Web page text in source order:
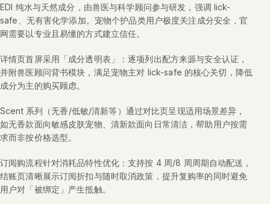
EDI 纯水与天然成分，由兽医与科学顾问参与研发，强调 lick-
safe、无有害化学添加。宠物个护品类用户极度关注成分安全，官
网需要以专业且易懂的方式建立信任。
详情页首屏采用「成分透明表」：逐项列出配方来源与安全认证，
并附兽医顾问背书模块，满足宠物主对 lick-safe 的核心关切，降低
成分为主的购买顾虑。
Scent 系列（无香/低敏/清新等）通过对比页呈现适用场景差异，
如无香款面向敏感皮肤宠物、清新款面向日常清洁，帮助用户按需
求而非按价格选型。
订阅购流程针对消耗品特性优化：支持按 4 周/8 周周期自动配送，
结账页清晰展示订阅折扣与随时取消政策，提升复购率的同时避免
用户对「被绑定」产生抵触。